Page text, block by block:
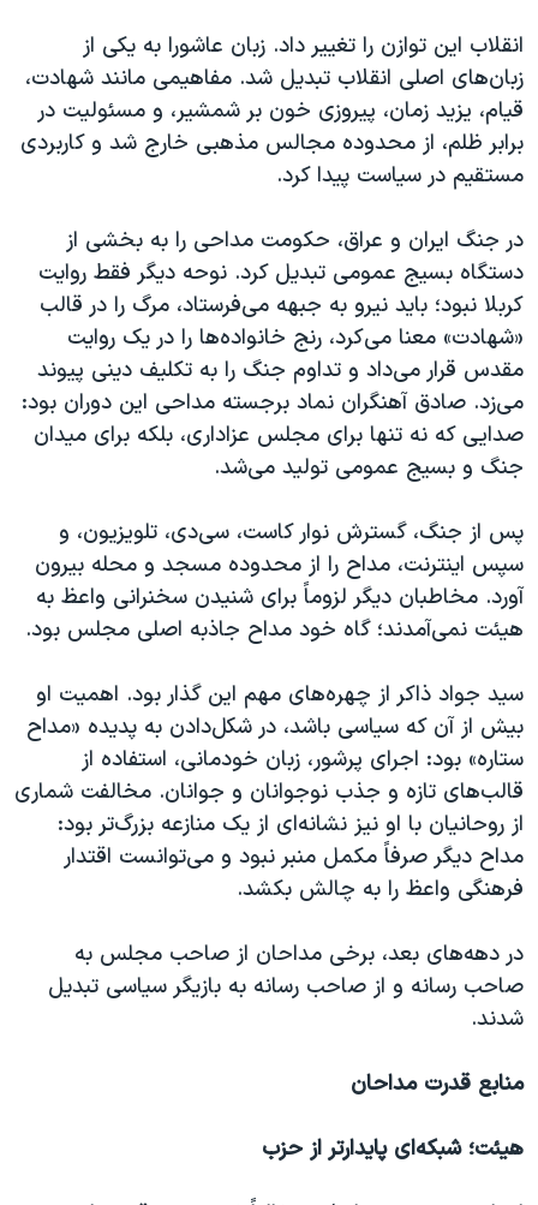
انقلاب این توازن را تغییر داد. زبان عاشورا به یکی از
زبان‌های اصلی انقلاب تبدیل شد. مفاهیمی مانند شهادت،
قیام، یزید زمان، پیروزی خون بر شمشیر، و مسئولیت در
برابر ظلم، از محدوده مجالس مذهبی خارج شد و کاربردی
مستقیم در سیاست پیدا کرد.
در جنگ ایران و عراق، حکومت مداحی را به بخشی از
دستگاه بسیج عمومی تبدیل کرد. نوحه دیگر فقط روایت
کربلا نبود؛ باید نیرو به جبهه می‌فرستاد، مرگ را در قالب
«شهادت» معنا می‌کرد، رنج خانواده‌ها را در یک روایت
مقدس قرار می‌داد و تداوم جنگ را به تکلیف دینی پیوند
می‌زد. صادق آهنگران نماد برجسته مداحی این دوران بود:
صدایی که نه تنها برای مجلس عزاداری، بلکه برای میدان
جنگ و بسیج عمومی تولید می‌شد.
پس از جنگ، گسترش نوار کاست، سی‌دی، تلویزیون، و
سپس اینترنت، مداح را از محدوده مسجد و محله بیرون
آورد. مخاطبان دیگر لزوماً برای شنیدن سخنرانی واعظ به
هیئت نمی‌آمدند؛ گاه خود مداح جاذبه اصلی مجلس بود.
سید جواد ذاکر از چهره‌های مهم این گذار بود. اهمیت او
بیش از آن که سیاسی باشد، در شکل‌دادن به پدیده «مداح
ستاره» بود: اجرای پرشور، زبان خودمانی، استفاده از
قالب‌های تازه و جذب نوجوانان و جوانان. مخالفت شماری
از روحانیان با او نیز نشانه‌ای از یک منازعه بزرگ‌تر بود:
مداح دیگر صرفاً مکمل منبر نبود و می‌توانست اقتدار
فرهنگی واعظ را به چالش بکشد.
در دهه‌های بعد، برخی مداحان از صاحب مجلس به
صاحب رسانه و از صاحب رسانه به بازیگر سیاسی تبدیل
شدند.
منابع قدرت مداحان
هیئت؛ شبکه‌ای پایدارتر از حزب